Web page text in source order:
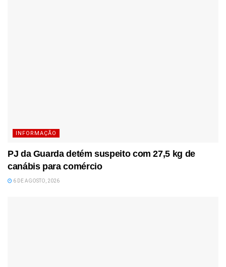
INFORMAÇÃO
PJ da Guarda detém suspeito com 27,5 kg de
canábis para comércio
6 DE AGOSTO, 2026